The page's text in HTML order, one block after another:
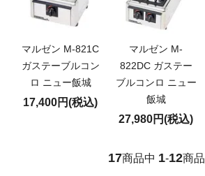
マルゼン M-821C
ガステーブルコン
ロ ニュー飯城
17,400円(税込)
マルゼン M-
822DC ガステー
ブルコンロ ニュー
飯城
27,980円(税込)
17商品中 1-12商品